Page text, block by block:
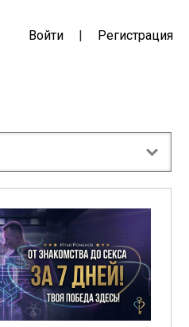
Войти | Регистрация